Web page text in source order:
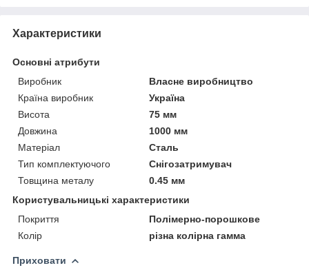
Характеристики
Основні атрибути
Виробник
Власне виробництво
Країна виробник
Україна
Висота
75 мм
Довжина
1000 мм
Матеріал
Сталь
Тип комплектуючого
Снігозатримувач
Товщина металу
0.45 мм
Користувальницькі характеристики
Покриття
Полімерно-порошкове
Колір
різна колірна гамма
Приховати